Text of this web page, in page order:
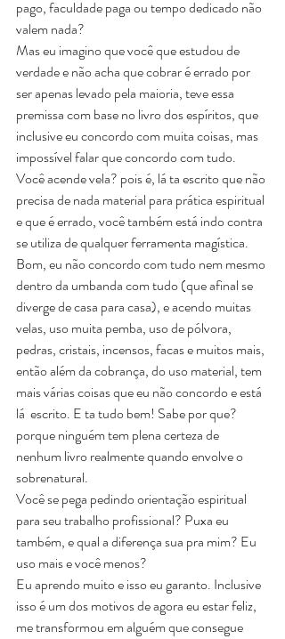
pago, faculdade paga ou tempo dedicado não
valem nada?
Mas eu imagino que você que estudou de
verdade e não acha que cobrar é errado por
ser apenas levado pela maioria, teve essa
premissa com base no livro dos espíritos, que
inclusive eu concordo com muita coisas, mas
impossível falar que concordo com tudo.
Você acende vela? pois é, lá ta escrito que não
precisa de nada material para prática espiritual
e que é errado, você também está indo contra
se utiliza de qualquer ferramenta magística.
Bom, eu não concordo com tudo nem mesmo
dentro da umbanda com tudo (que afinal se
diverge de casa para casa), e acendo muitas
velas, uso muita pemba, uso de pólvora,
pedras, cristais, incensos, facas e muitos mais,
então além da cobrança, do uso material, tem
mais várias coisas que eu não concordo e está
lá  escrito. E ta tudo bem! Sabe por que?
porque ninguém tem plena certeza de
nenhum livro realmente quando envolve o
sobrenatural.
Você se pega pedindo orientação espiritual
para seu trabalho profissional? Puxa eu
também, e qual a diferença sua pra mim? Eu
uso mais e você menos?
Eu aprendo muito e isso eu garanto. Inclusive
isso é um dos motivos de agora eu estar feliz,
me transformou em alguém que consegue